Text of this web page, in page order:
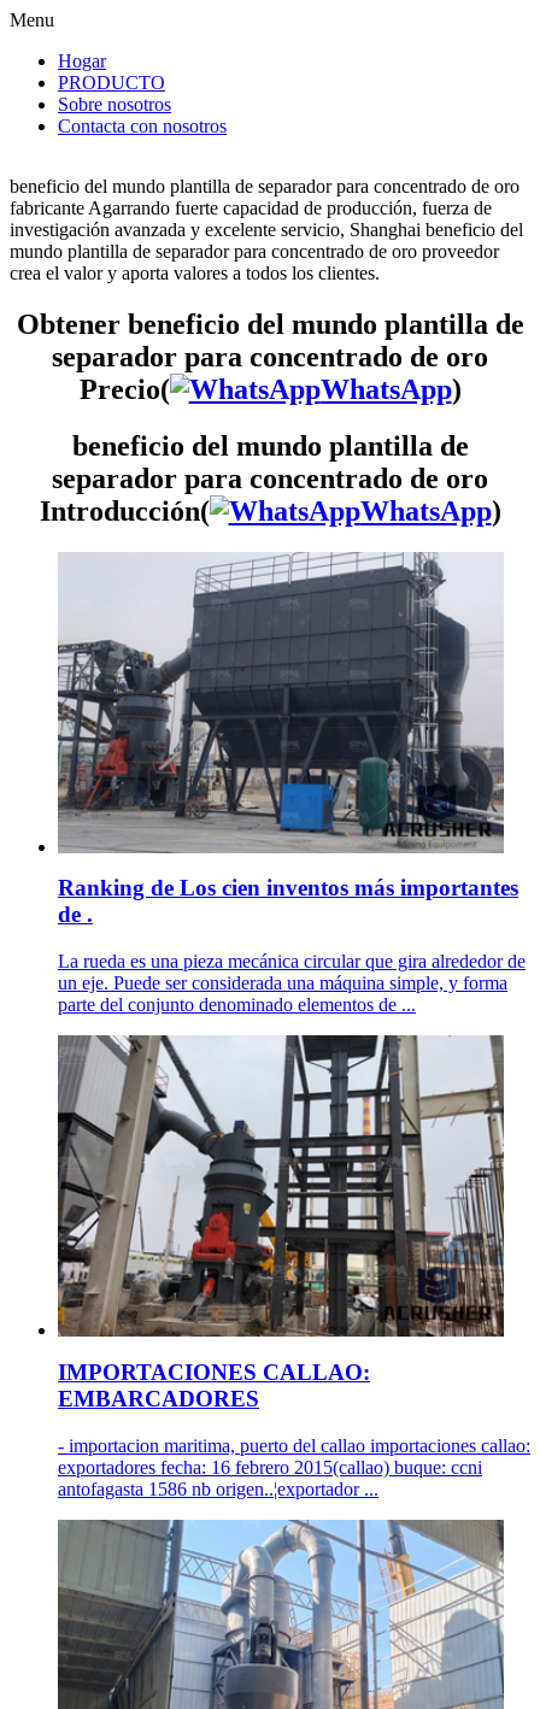
Menu
Hogar
PRODUCTO
Sobre nosotros
Contacta con nosotros
beneficio del mundo plantilla de separador para concentrado de oro
fabricante Agarrando fuerte capacidad de producción, fuerza de
investigación avanzada y excelente servicio, Shanghai beneficio del
mundo plantilla de separador para concentrado de oro proveedor
crea el valor y aporta valores a todos los clientes.
Obtener beneficio del mundo plantilla de
separador para concentrado de oro
Precio(
WhatsApp)
beneficio del mundo plantilla de
separador para concentrado de oro
Introducción(
WhatsApp)
Ranking de Los cien inventos más importantes
de .
La rueda es una pieza mecánica circular que gira alrededor de
un eje. Puede ser considerada una máquina simple, y forma
parte del conjunto denominado elementos de ...
IMPORTACIONES CALLAO:
EMBARCADORES
- importacion maritima, puerto del callao importaciones callao:
exportadores fecha: 16 febrero 2015(callao) buque: ccni
antofagasta 1586 nb origen..¦exportador ...